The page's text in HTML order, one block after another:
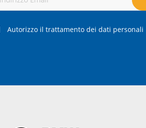
Autorizzo il trattamento dei dati personali